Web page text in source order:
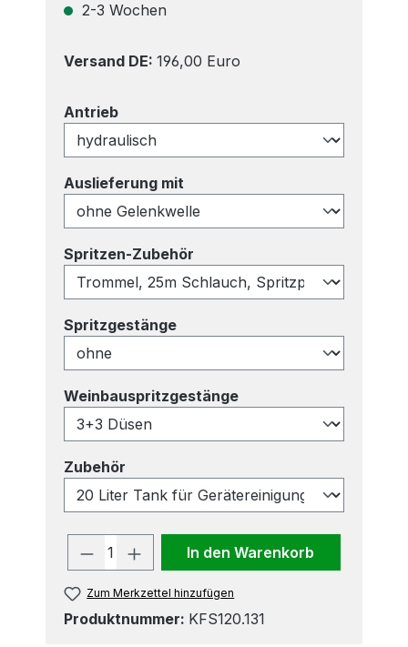
2-3 Wochen
Versand DE: 196,00 Euro
Antriebauswählen
Auslieferung mit
Spritzen-Zubehör
Spritzgestängeauswählen
Weinbauspritzgestängeauswählen
Zubehör
Produkt Anzahl: Gib den
In den Warenkorb
Zum Merkzettel hinzufügen
Produktnummer: KFS120.131